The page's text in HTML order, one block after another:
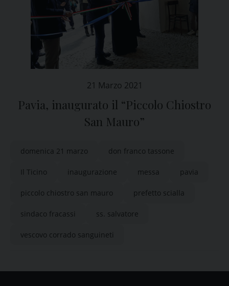
21 Marzo 2021
Pavia, inaugurato il “Piccolo Chiostro
San Mauro”
domenica 21 marzo don franco tassone
Il Ticino inaugurazione messa pavia
piccolo chiostro san mauro prefetto scialla
sindaco fracassi ss. salvatore
vescovo corrado sanguineti